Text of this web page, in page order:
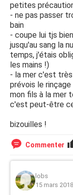
petites
- ne pas passer
bain
- coupe lui tjs
jusqu'au sang la
temps, j'étais
les mains !)
- la mer c'est
prévois le
mon fils à la mer
c'est peut-être
bizouilles !
Commenter
lobs
15 mars